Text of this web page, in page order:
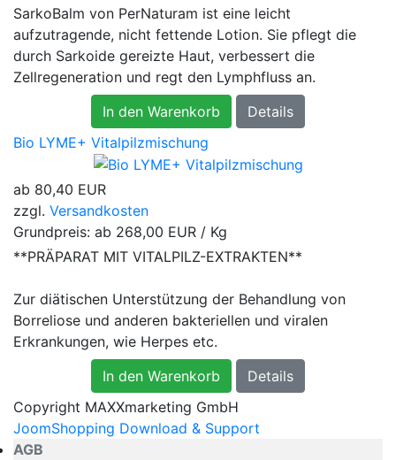
SarkoBalm von PerNaturam ist eine leicht
aufzutragende, nicht fettende Lotion. Sie pflegt die
durch Sarkoide gereizte Haut, verbessert die
Zellregeneration und regt den Lymphfluss an.
In den Warenkorb
Details
Bio LYME+ Vitalpilzmischung
ab 80,40 EUR
zzgl. Versandkosten
Grundpreis: ab 268,00 EUR / Kg
**PRÄPARAT MIT VITALPILZ-EXTRAKTEN**
Zur diätischen Unterstützung der Behandlung von
Borreliose und anderen bakteriellen und viralen
Erkrankungen, wie Herpes etc.
In den Warenkorb
Details
Copyright MAXXmarketing GmbH
JoomShopping Download & Support
AGB